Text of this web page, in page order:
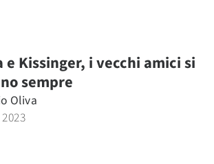
e Kissinger, i vecchi amici si
sempre
Oliva